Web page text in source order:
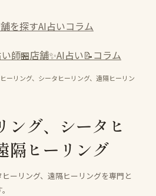
を探すAI占いコラム
い師🏪店舗✨AI占い📝コラム
ーリング、シータヒーリング、遠隔ヒーリン
ング、シータヒ
隔ヒーリング
ーリング、遠隔ヒーリングを専門と